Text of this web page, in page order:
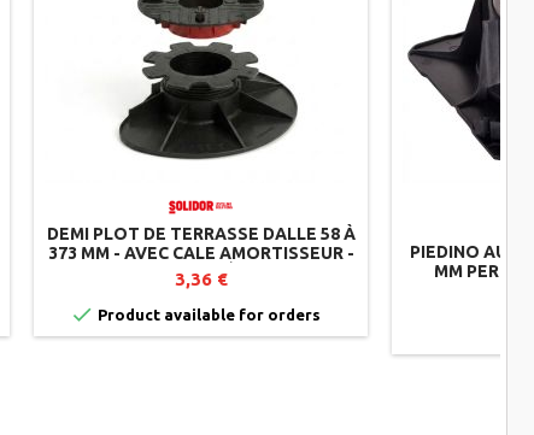
DEMI PLOT DE TERRASSE DALLE 58 À
373 MM - AVEC CALE AMORTISSEUR -
AUTONIVELANT - RÉGLABLE PAR
DESSUS - SOLIDOR
3,36 €
 Product available for orders
PIEDINO
MM PER